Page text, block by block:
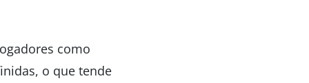
como
o que tende